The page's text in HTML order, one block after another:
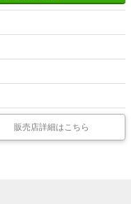
販売店詳細はこちら